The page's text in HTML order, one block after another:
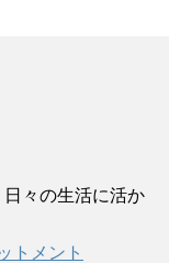
々の生活に活か
トメント